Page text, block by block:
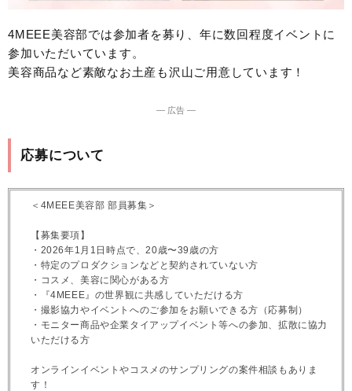
4MEEE美容部では参加者を募り、年に数回程度イベントに
参加いただいています。
美容商品など素敵なお土産も沢山ご用意しています！
― 広告 ―
応募について
＜4MEEE美容部 部員募集＞
【募集要項】
・2026年1月1日時点で、20歳〜39歳の方
・特定のプロダクションなどと契約されていない方
・コスメ、美容に関心がある方
・『4MEEE』の世界観に共感していただける方
・撮影協力やイベントへのご参加をお願いできる方（応募制）
・モニター商品や企業タイアップイベント等への参加、拡散に協力
いただける方
オンラインイベントやコスメのサンプリングの案件相談もありま
す！